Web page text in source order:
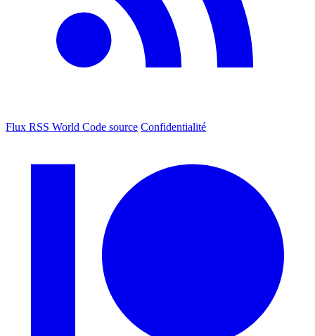
Flux RSS World Code source Confidentialité